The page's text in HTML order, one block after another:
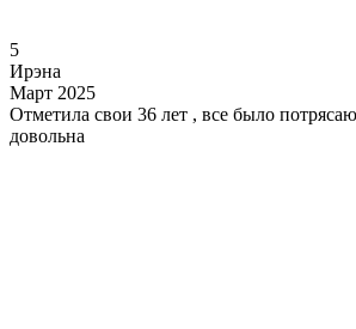
5
Ирэна
Март 2025
Отметила свои 36 лет , все было
довольна